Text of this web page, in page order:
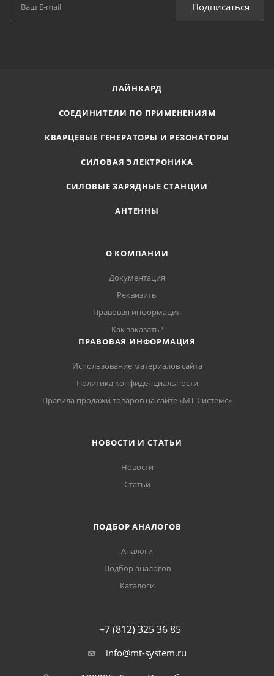
Подписаться
ЛАЙНКАРД
СОЕДИНИТЕЛИ ПО ПРИМЕНЕНИЯМ
КВАРЦЕВЫЕ ГЕНЕРАТОРЫ И РЕЗОНАТОРЫ
СИЛОВАЯ ЭЛЕКТРОНИКА
СИЛОВЫЕ ЗАРЯДНЫЕ СТАНЦИИ
АНТЕННЫ
О КОМПАНИИ
Документация
Реквизиты
Правовая информация
Как заказать?
ПРАВОВАЯ ИНФОРМАЦИЯ
Использование материалов сайта
Политика конфиденциальности
Правила продажи товаров на сайте «МТ-Системс»
НОВОСТИ И СТАТЬИ
Новости
Статьи
ПОДБОР АНАЛОГОВ
Аналоги
Подбор аналогов
Каталоги
+7 (812) 325 36 85
info@mt-system.ru